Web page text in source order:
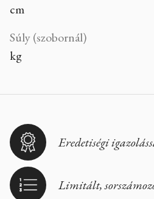
cm
Súly (szobornál)
kg
Eredetiségi
Limitált,